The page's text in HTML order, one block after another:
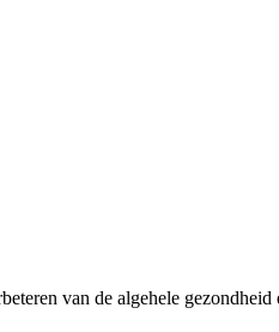
van de algehele